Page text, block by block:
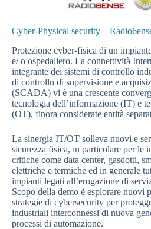
Cyber-Physical security –
Protezione cyber-fisica di un
e/ o ospedaliero. La connettività
integrante dei sistemi di controllo
di controllo di supervisione e
(SCADA) vi è una crescente
tecnologia dell’informazione (IT) e
(OT), finora considerate entità
La sinergia IT/OT solleva nuovi e
sicurezza fisica, in particolare per le
critiche come data center, gasdotti,
elettriche e termiche ed in generale
impianti legati all’erogazione di
Scopo della demo è esplorare nuovi
strategie di cybersecurity per
industriali interconnessi di nuova
processi di automazione.